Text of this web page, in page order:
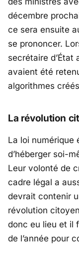
décembre
ce sera ensuite
se prononcer.
secrétaire d’État
avaient été
algorithmes
La révolution
La loi numérique
d’héberger soi-
Leur volonté de
cadre légal a
devrait contenir
révolution
donc eu lieu et il
de l’année pour